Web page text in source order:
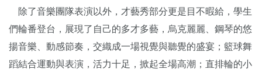
除了音樂團隊表演以外，才藝秀部分更是目不暇給，學生
們輪番登台，展現了自己的多才多藝，烏克麗麗、鋼琴的悠
揚音樂、動感節奏，交織成一場視覺與聽覺的盛宴；籃球舞
蹈結合運動與表演，活力十足，掀起全場高潮；直排輪的小